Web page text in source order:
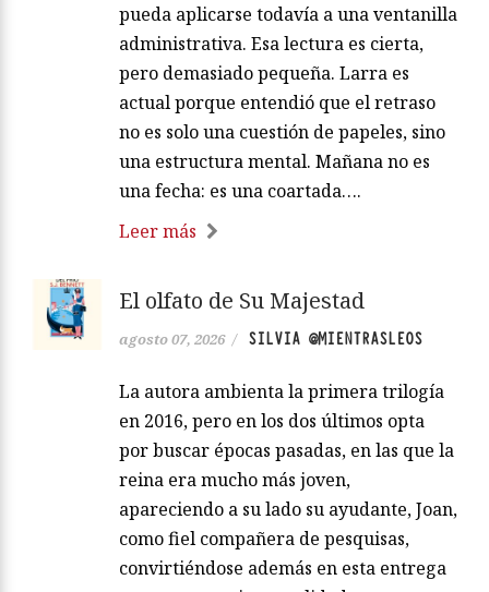
pueda aplicarse todavía a una ventanilla
administrativa. Esa lectura es cierta,
pero demasiado pequeña. Larra es
actual porque entendió que el retraso
no es solo una cuestión de papeles, sino
una estructura mental. Mañana no es
una fecha: es una coartada….
Leer más
El olfato de Su Majestad
agosto 07, 2026 / SILVIA @MIENTRASLEOS
La autora ambienta la primera trilogía
en 2016, pero en los dos últimos opta
por buscar épocas pasadas, en las que la
reina era mucho más joven,
apareciendo a su lado su ayudante, Joan,
como fiel compañera de pesquisas,
convirtiéndose además en esta entrega